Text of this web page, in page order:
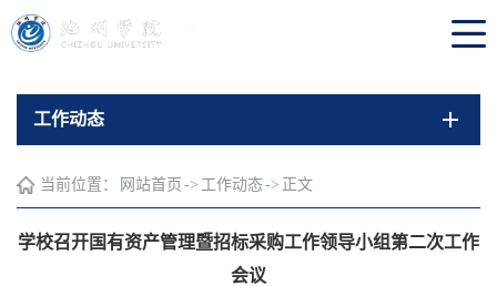
工作动态
当前位置： 网站首页 -> 工作动态-> 正文
学校召开国有资产管理暨招标采购工作领导小组第二次工作
会议